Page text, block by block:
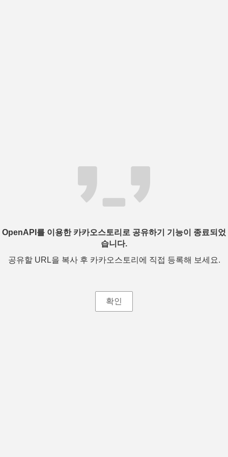
OpenAPI를 이용한 카카오스토리로 공유하기 기능이 종료되었
습니다.
공유할 URL을 복사 후 카카오스토리에 직접 등록해 보세요.
확인